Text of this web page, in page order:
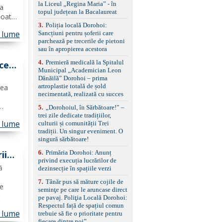
panoramică, geamuri
spate fumurii Carlig de
remorcare Bonus: -
Covorașe textile montate
pe mașină. -Ofer și un
set de covorașe din
împreună cu un set de
anvelope de iarnă.
la Liceul „Regina Maria” - în
topul județean la Bacalaureat
3. Poliția locală Dorohoi:
Sancțiuni pentru șoferii care
parchează pe trecerile de pietoni
sau în apropierea acestora
4. Premieră medicală la Spitalul
Municipal „Academician Leon
Dănăilă” Dorohoi – prima
artroplastie totală de șold
necimentată, realizată cu succes
5.
„Dorohoiul, în Sărbătoare!” –
trei zile dedicate tradițiilor,
culturii și comunității Trei
tradiții. Un singur eveniment. O
singură sărbătoare!
6. Primăria Dorohoi: Anunț
privind execuția lucrărilor de
dezinsecție în spațiile verzi
7. Tânăr pus să măture cojile de
seminţe pe care le aruncase direct
pe pavaj. Poliţia Locală Dorohoi:
Respectul față de spațiul comun
trebuie să fie o prioritate pentru